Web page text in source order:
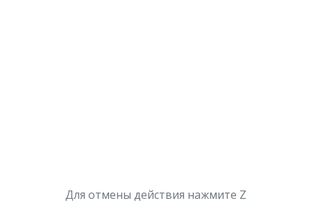
Для отмены действия нажмите Z